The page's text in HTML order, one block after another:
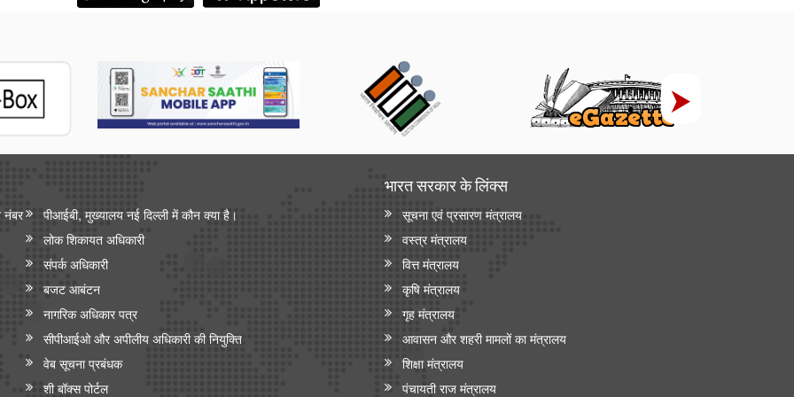
नंबर
पीआईबी, मुख्यालय नई दिल्ली में कौन क्या है।
लोक शिकायत अधिकारी
संपर्क अधिकारी
बजट आबंटन
नागरिक अधिकार पत्र
सीपीआईओ और अपी‍लीय अधिकारी की नियुक्ति
वेब सूचना प्रबंधक
शी बॉक्स पोर्टल
भारत सरकार के लिंक्‍स
सूचना एवं प्रसारण मंत्रालय
वस्त्र मंत्रालय
वित्त मंत्रालय
कृषि मंत्रालय
गृह मंत्रालय
आवासन और शहरी मामलों का मंत्रालय
शिक्षा मंत्रालय
पंचायती राज मंत्रालय